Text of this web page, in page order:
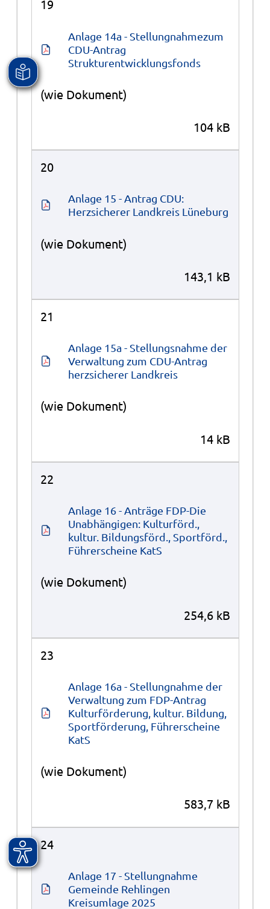
19
Anlage 14a - Stellungnahmezum
CDU-Antrag
Strukturentwicklungsfonds
(wie Dokument)
104 kB
20
Anlage 15 - Antrag CDU:
Herzsicherer Landkreis Lüneburg
(wie Dokument)
143,1 kB
21
Anlage 15a - Stellungsnahme der
Verwaltung zum CDU-Antrag
herzsicherer Landkreis
(wie Dokument)
14 kB
22
Anlage 16 - Anträge FDP-Die
Unabhängigen: Kulturförd.,
kultur. Bildungsförd., Sportförd.,
Führerscheine KatS
(wie Dokument)
254,6 kB
23
Anlage 16a - Stellungnahme der
Verwaltung zum FDP-Antrag
Kulturförderung, kultur. Bildung,
Sportförderung, Führerscheine
KatS
(wie Dokument)
583,7 kB
24
Anlage 17 - Stellungnahme
Gemeinde Rehlingen
Kreisumlage 2025